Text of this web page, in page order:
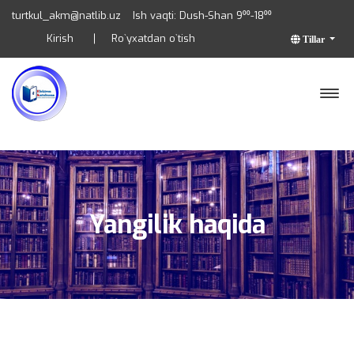
turtkul_akm@natlib.uz Ish vaqti: Dush-Shan 9⁰⁰-18⁰⁰
Tillar
Kirish Ro`yxatdan o`tish
Yangilik haqida